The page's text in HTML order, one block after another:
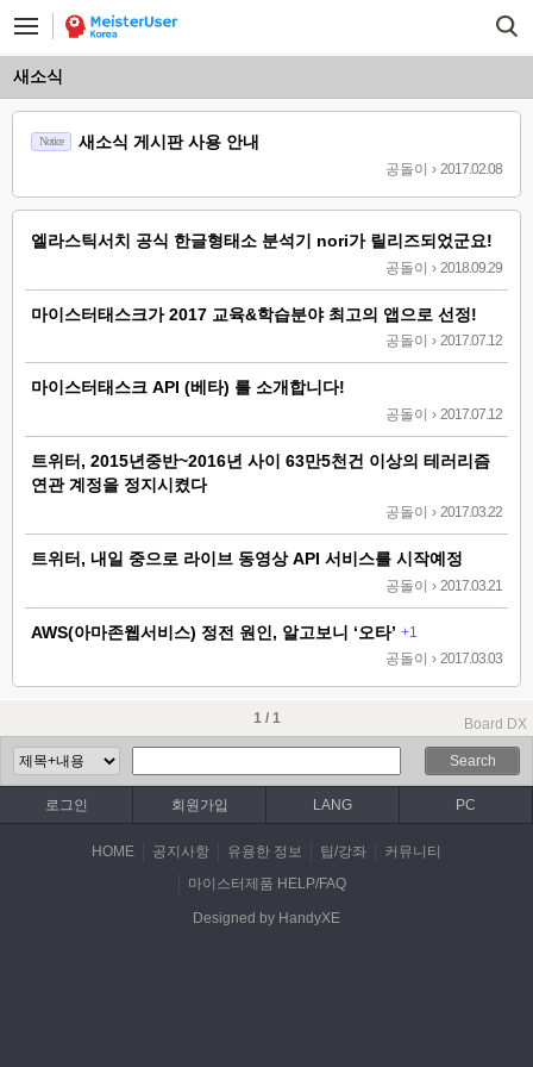
새소식
Notice 새소식 게시판 사용 안내
공돌이 › 2017.02.08
엘라스틱서치 공식 한글형태소 분석기 nori가 릴리즈되었군요!
공돌이 › 2018.09.29
마이스터태스크가 2017 교육&학습분야 최고의 앱으로 선정!
공돌이 › 2017.07.12
마이스터태스크 API (베타) 를 소개합니다!
공돌이 › 2017.07.12
트위터, 2015년중반~2016년 사이 63만5천건 이상의 테러리즘
연관 계정을 정지시켰다
공돌이 › 2017.03.22
트위터, 내일 중으로 라이브 동영상 API 서비스를 시작예정
공돌이 › 2017.03.21
AWS(아마존웹서비스) 정전 원인, 알고보니 ‘오타’ +1
공돌이 › 2017.03.03
1 / 1 Board DX
Search
로그인 회원가입 LANG PC
HOME 공지사항 유용한 정보 팁/강좌
커뮤니티
마이스터제품 HELP/FAQ
Designed by HandyXE